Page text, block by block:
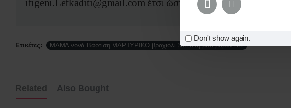
Don't show again.
ifigeni.Lefkaditi@gmail.com έτσι ώστε να δουλέψουμε βάση
Ετικέτες: ΜΑΜΑ νονά Βάφτιση ΜΑΡΤΥΡΙΚΟ βραχιόλι βάπτιση μάτι ρομαντικό
Related Also Bought